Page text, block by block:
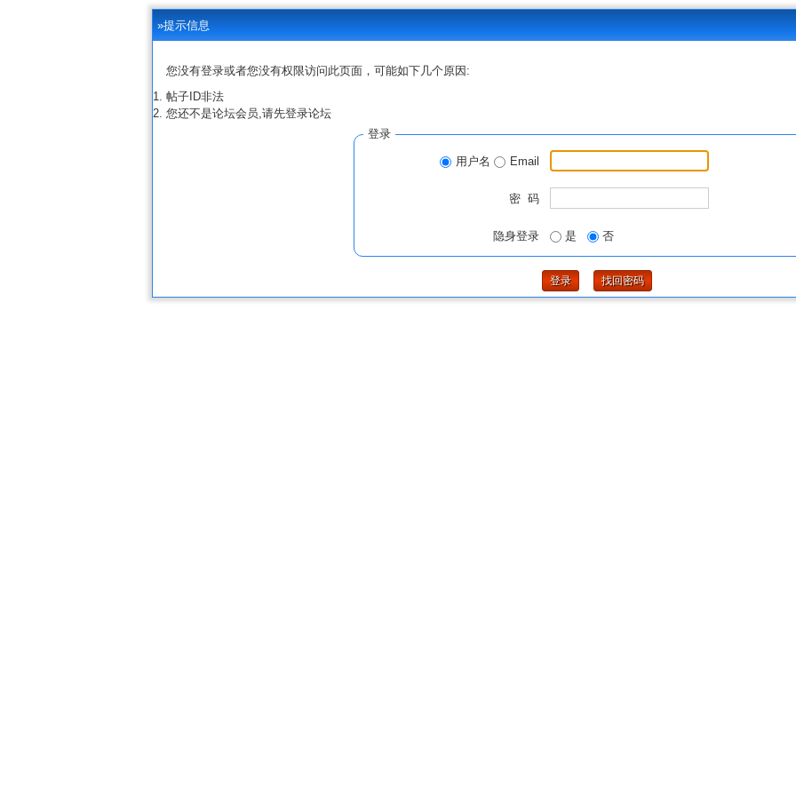
»提示信息
您没有登录或者您没有权限访问此页面，可能如下几个原因:
帖子ID非法
您还不是论坛会员,请先登录论坛
登录
用户名 Email
密 码
隐身登录 是 否